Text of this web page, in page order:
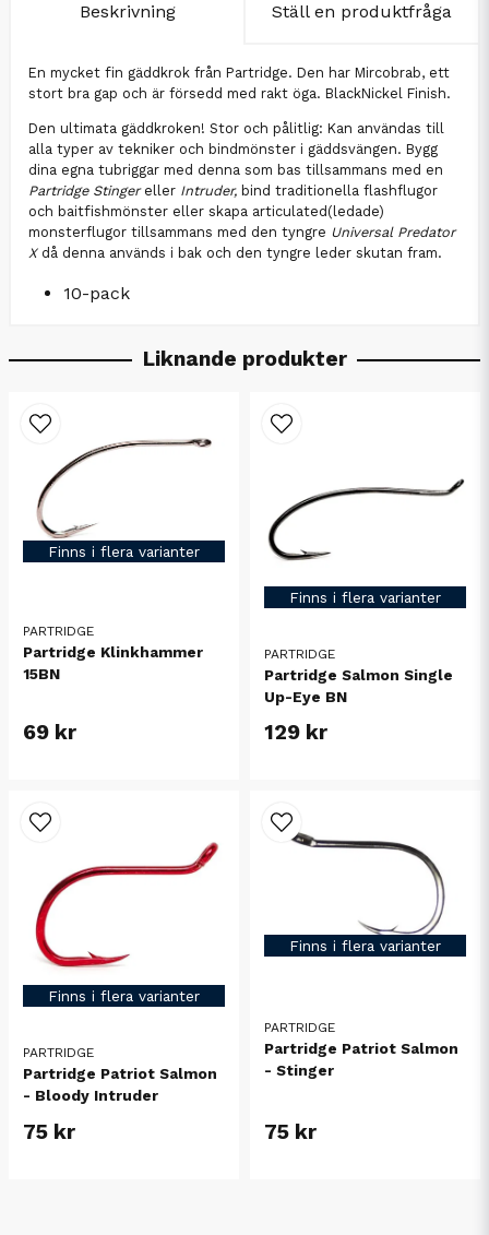
Beskrivning Ställ en produktfråga
En mycket fin gäddkrok från Partridge. Den har Mircobrab, ett
stort bra gap och är försedd med rakt öga. BlackNickel Finish.
Den ultimata gäddkroken! Stor och pålitlig: Kan användas till
alla typer av tekniker och bindmönster i gäddsvängen. Bygg
dina egna tubriggar med denna som bas tillsammans med en
Partridge Stingereller Intruder, bind traditionella flashflugor
och baitfishmönster eller skapa articulated(ledade)
monsterflugor tillsammans med den tyngre Universal Predator
Xdå denna används i bak och den tyngre leder skutan fram.
10-pack
Liknande produkter
Finns i flera varianter
PARTRIDGE
Partridge Klinkhammer
15BN
69 kr
Finns i flera varianter
PARTRIDGE
Partridge Salmon Single
Up-Eye BN
129 kr
Finns i flera varianter
PARTRIDGE
Partridge Patriot Salmon
- Bloody Intruder
75 kr
Finns i flera varianter
PARTRIDGE
Partridge Patriot Salmon
- Stinger
75 kr